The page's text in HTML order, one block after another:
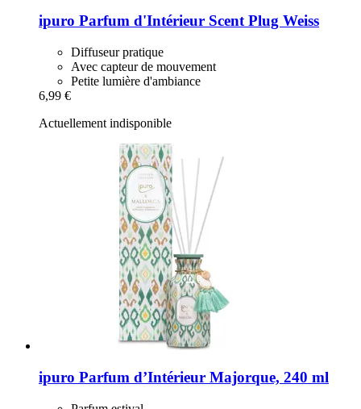
ipuro Parfum d'Intérieur Scent Plug Weiss
Diffuseur pratique
Avec capteur de mouvement
Petite lumière d'ambiance
6,99 €
Actuellement indisponible
ipuro Parfum d’Intérieur Majorque, 240 ml